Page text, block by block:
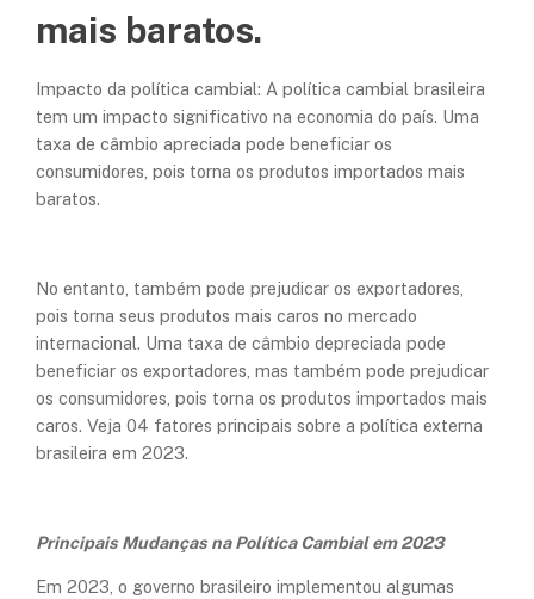
mais baratos.
Impacto da política cambial: A política cambial brasileira
tem um impacto significativo na economia do país. Uma
taxa de câmbio apreciada pode beneficiar os
consumidores, pois torna os produtos importados mais
baratos.
No entanto, também pode prejudicar os exportadores,
pois torna seus produtos mais caros no mercado
internacional. Uma taxa de câmbio depreciada pode
beneficiar os exportadores, mas também pode prejudicar
os consumidores, pois torna os produtos importados mais
caros. Veja 04 fatores principais sobre a política externa
brasileira em 2023.
Principais Mudanças na Política Cambial em 2023
Em 2023, o governo brasileiro implementou algumas